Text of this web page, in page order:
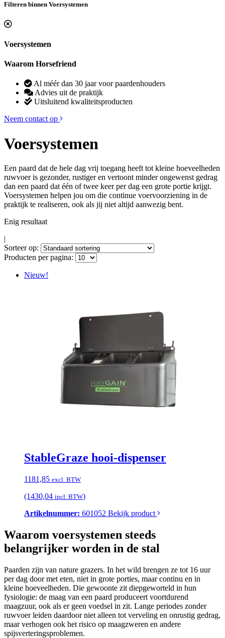
Filteren binnen Voersystemen
Voersystemen
Waarom Horsefriend
Al méér dan 30 jaar voor paardenhouders
Advies uit de praktijk
Uitsluitend kwaliteitsproducten
Neem contact op
Voersystemen
Een paard dat de hele dag vrij toegang heeft tot kleine hoeveelheden
ruwvoer is gezonder, rustiger en vertoont minder ongewenst gedrag
dan een paard dat één of twee keer per dag een grote portie krijgt.
Voersystemen helpen jou om die continue voervoorziening in de
praktijk te realiseren, ook als jij niet altijd aanwezig bent.
Enig resultaat
|
Sorteer op:
Producten per pagina:
Nieuw!
StableGraze hooi-dispenser
1181,85 excl. BTW
(1430,04 incl. BTW)
Artikelnummer: 601052 Bekijk product
Waarom voersystemen steeds
belangrijker worden in de stal
Paarden zijn van nature grazers. In het wild brengen ze tot 16 uur
per dag door met eten, niet in grote porties, maar continu en in
kleine hoeveelheden. Die gewoonte zit diepgeworteld in hun
fysiologie: de maag van een paard produceert voortdurend
maagzuur, ook als er geen voedsel in zit. Lange periodes zonder
ruwvoer leiden daardoor niet alleen tot verveling en onrustig gedrag,
maar verhogen ook het risico op maagzweren en andere
spijsverteringsproblemen.